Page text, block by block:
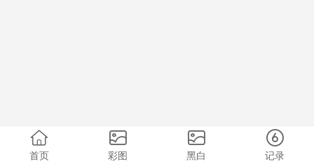
首页 彩图 黑白 记录